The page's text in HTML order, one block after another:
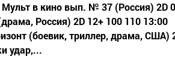
в кино вып. № 37 (Россия) 2D
Россия) 2D 12+ 100 110 13:00
(боевик, триллер, драма, США)
удар,...